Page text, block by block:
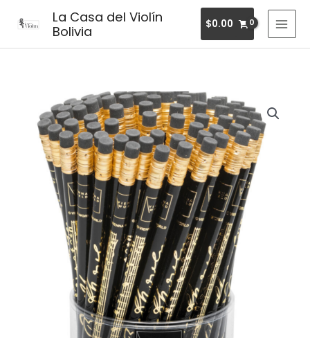
La Casa del Violín
Bolivia
$0.00